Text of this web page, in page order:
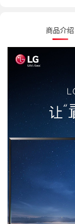
商品介绍